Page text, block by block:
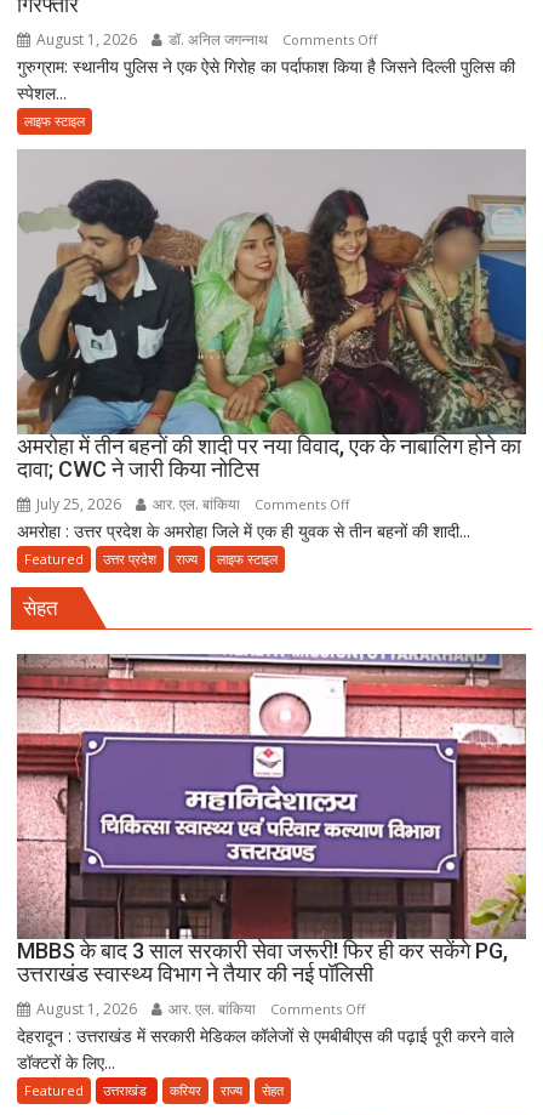
वृद्धाश्रम
August 1, 2026 डॉ. अनिल जगन्नाथ Comments Offon
गुरुग्राम
दिल्ली
रेड,
₹25
लाख
रंगदारी
गैंग
गिरफ्तार
गुरुग्राम: स्थानीय पुलिस ने एक ऐसे गिरोह का पर्दाफाश किया है जिसने दिल्ली पुलिस की
स्पेशल...
लाइफ स्टाइल
अमरोहा में तीन बहनों की शादी पर नया विवाद, एक के नाबालिग होने का
दावा; CWC ने जारी किया नोटिस
July 25, 2026 आर. एल. बांकिया Comments Offon
अमरोहा
शादी
पर
नया
विवाद,
के
नाबालिग
का
दावा;
CWC
ने
जारी
किया
नोटिस
अमरोहा : उत्तर प्रदेश के अमरोहा जिले में एक ही युवक से तीन बहनों की शादी...
Featured उत्तर प्रदेश राज्य लाइफ स्टाइल
सेहत
MBBS के बाद 3 साल सरकारी सेवा जरूरी! फिर ही कर सकेंगे PG,
उत्तराखंड स्वास्थ्य विभाग ने तैयार की नई पॉलिसी
August 1, 2026 आर. एल. बांकिया Comments Offon
MBBS
देहरादून : उत्तराखंड में सरकारी मेडिकल कॉलेजों से एमबीबीएस की पढ़ाई पूरी करने वाले
डॉक्टरों के लिए...
Featured उत्तराखंड करियर राज्य सेहत